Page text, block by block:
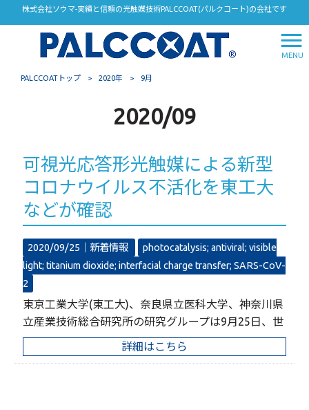
株式会社ソウマ-実績と信頼の光触媒技術PALCCOAT(パルクコート)の会社です
MENU
PALCCOATトップ > 2020年 > 9月
2020/09
可視光応答形光触媒による新型
コロナウイルス不活化を東工大
などが確認
2020/09/25｜ 新着情報
photocatalysis; antiviral; visible
light; titanium dioxide; interfacial charge transfer; SARS-CoV-
2
東京工業大学(東工大)、奈良県立医科大学、神奈川県
立産業技術総合研究所の研究グループは9月25日、世
詳細はこちら